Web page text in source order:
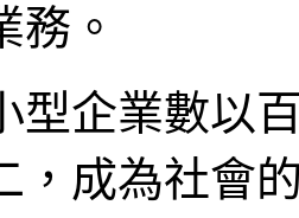
務。
型企業數以
，成為社會